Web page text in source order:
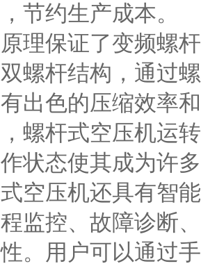
节约生产成本。
理保证了变频螺
螺杆结构，通过
出色的压缩效率
螺杆式空压机运
状态使其成为许
空压机还具有智
监控、故障诊断
。用户可以通过